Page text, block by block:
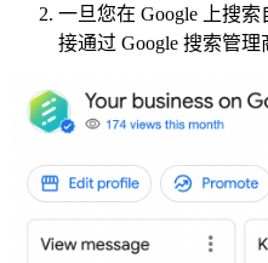
一旦您在 Google 上搜
接通过 Google 搜索管理